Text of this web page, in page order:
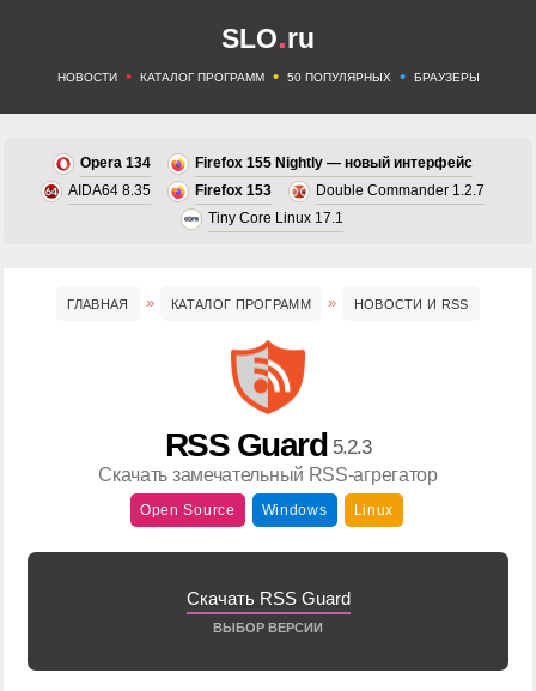
SLO.ru
НОВОСТИ • КАТАЛОГ ПРОГРАММ • 50 ПОПУЛЯРНЫХ • БРАУЗЕРЫ
Opera 134
Firefox 155 Nightly — новый интерфейс
AIDA64 8.35
Firefox 153
Double Commander 1.2.7
Tiny Core Linux 17.1
ГЛАВНАЯ КАТАЛОГ ПРОГРАММ НОВОСТИ И RSS
RSS Guard 5.2.3
Скачать замечательный RSS-агрегатор
Open Source Windows Linux
Скачать RSS Guard
ВЫБОР ВЕРСИИ